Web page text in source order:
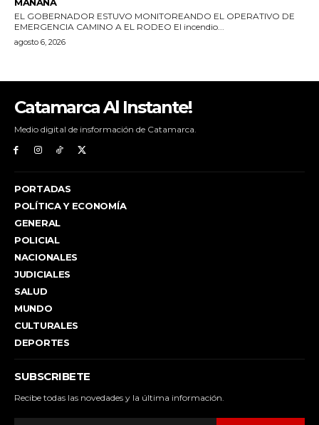
Catamarca Al Instante!
Medio digital de insformación de Catamarca.
PORTADAS
POLÍTICA Y ECONOMÍA
GENERAL
POLICIAL
NACIONALES
JUDICIALES
SALUD
MUNDO
CULTURALES
DEPORTES
SUBSCRIBETE
Recibe todas las novedades y la última información.